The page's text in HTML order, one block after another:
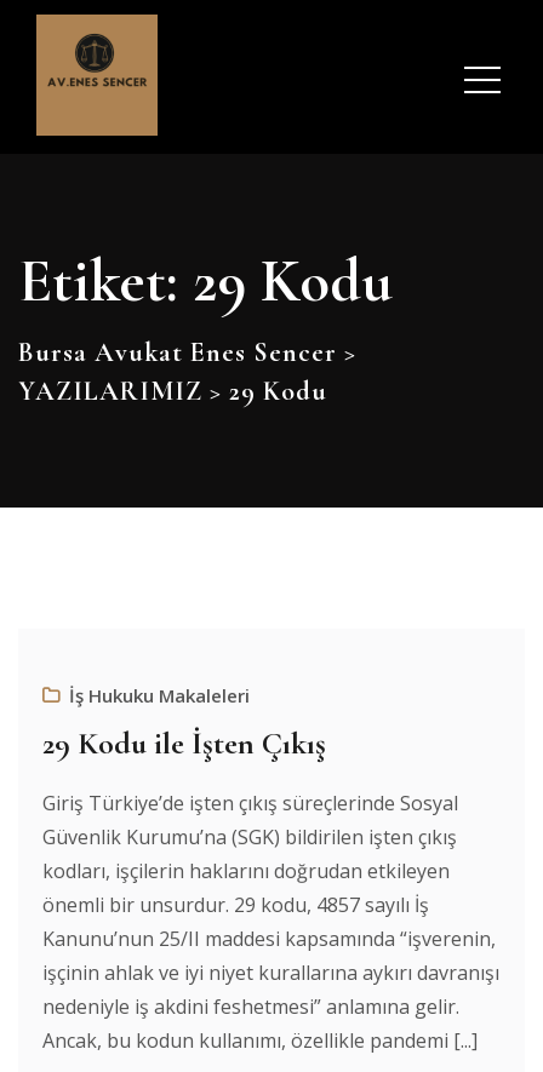
Etiket: 29 Kodu
Bursa Avukat Enes Sencer >
YAZILARIMIZ > 29 Kodu
İş Hukuku Makaleleri
29 Kodu ile İşten Çıkış
Giriş Türkiye’de işten çıkış süreçlerinde Sosyal
Güvenlik Kurumu’na (SGK) bildirilen işten çıkış
kodları, işçilerin haklarını doğrudan etkileyen
önemli bir unsurdur. 29 kodu, 4857 sayılı İş
Kanunu’nun 25/II maddesi kapsamında “işverenin,
işçinin ahlak ve iyi niyet kurallarına aykırı davranışı
nedeniyle iş akdini feshetmesi” anlamına gelir.
Ancak, bu kodun kullanımı, özellikle pandemi [...]